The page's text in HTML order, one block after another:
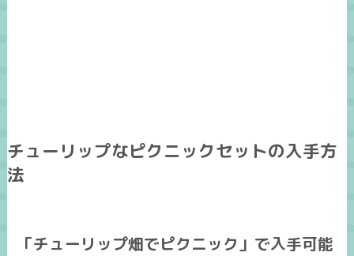
チューリップなピクニックセットの入手方
法
「チューリップ畑でピクニック」で入手可能